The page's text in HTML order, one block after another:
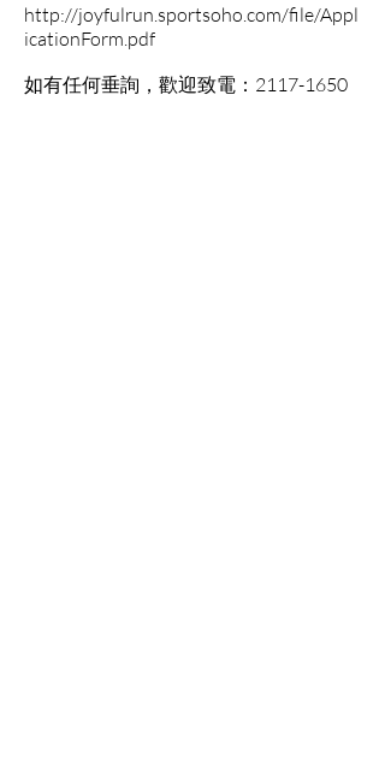
http://joyfulrun.sportsoho.com/file/Appl
icationForm.pdf
如有任何垂詢，歡迎致電：2117-1650